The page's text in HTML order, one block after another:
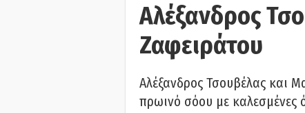
Αλέξανδρος
Ζαφειράτου
Αλέξανδρος Τσουβέλας και
πρωινό σόου με καλεσμένες